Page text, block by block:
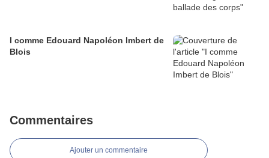
I comme Edouard Napoléon Imbert de
Blois
Commentaires
Ajouter un commentaire